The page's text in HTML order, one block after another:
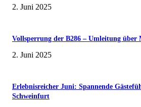
2. Juni 2025
Vollsperrung der B286 – Umleitung über
2. Juni 2025
Erlebnisreicher Juni: Spannende
Schweinfurt